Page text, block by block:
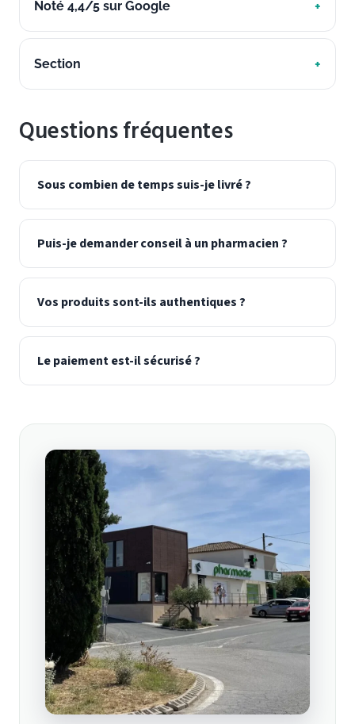
Noté 4,4/5 sur Google
Section
Questions fréquentes
Sous combien de temps suis-je livré ?
Puis-je demander conseil à un pharmacien ?
Vos produits sont-ils authentiques ?
Le paiement est-il sécurisé ?